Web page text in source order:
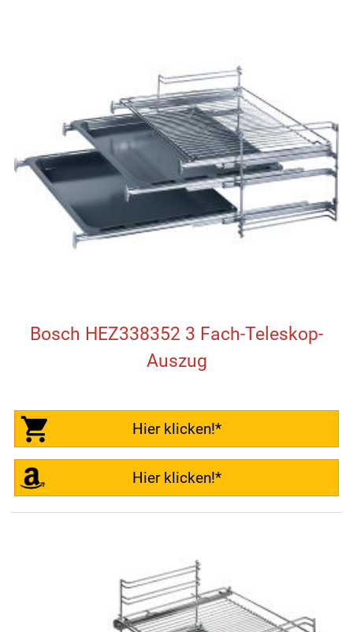
Bosch HEZ338352 3 Fach-Teleskop-
Auszug
Hier klicken!*
Hier klicken!*